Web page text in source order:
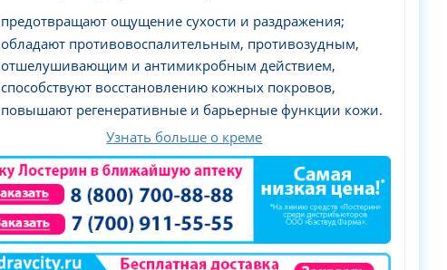
предотвращают ощущение сухости и раздражения;
обладают противовоспалительным, противозудным,
отшелушивающим и антимикробным действием,
способствуют восстановлению кожных покровов,
повышают регенеративные и барьерные функции кожи.
Узнать больше о креме